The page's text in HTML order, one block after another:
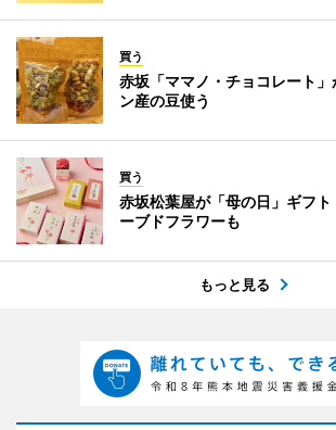
買う
赤坂「ママノ・チョコレート
ン産の豆使う
買う
赤坂松葉屋が「母の日」ギフ
ーブドフラワーも
もっと見る